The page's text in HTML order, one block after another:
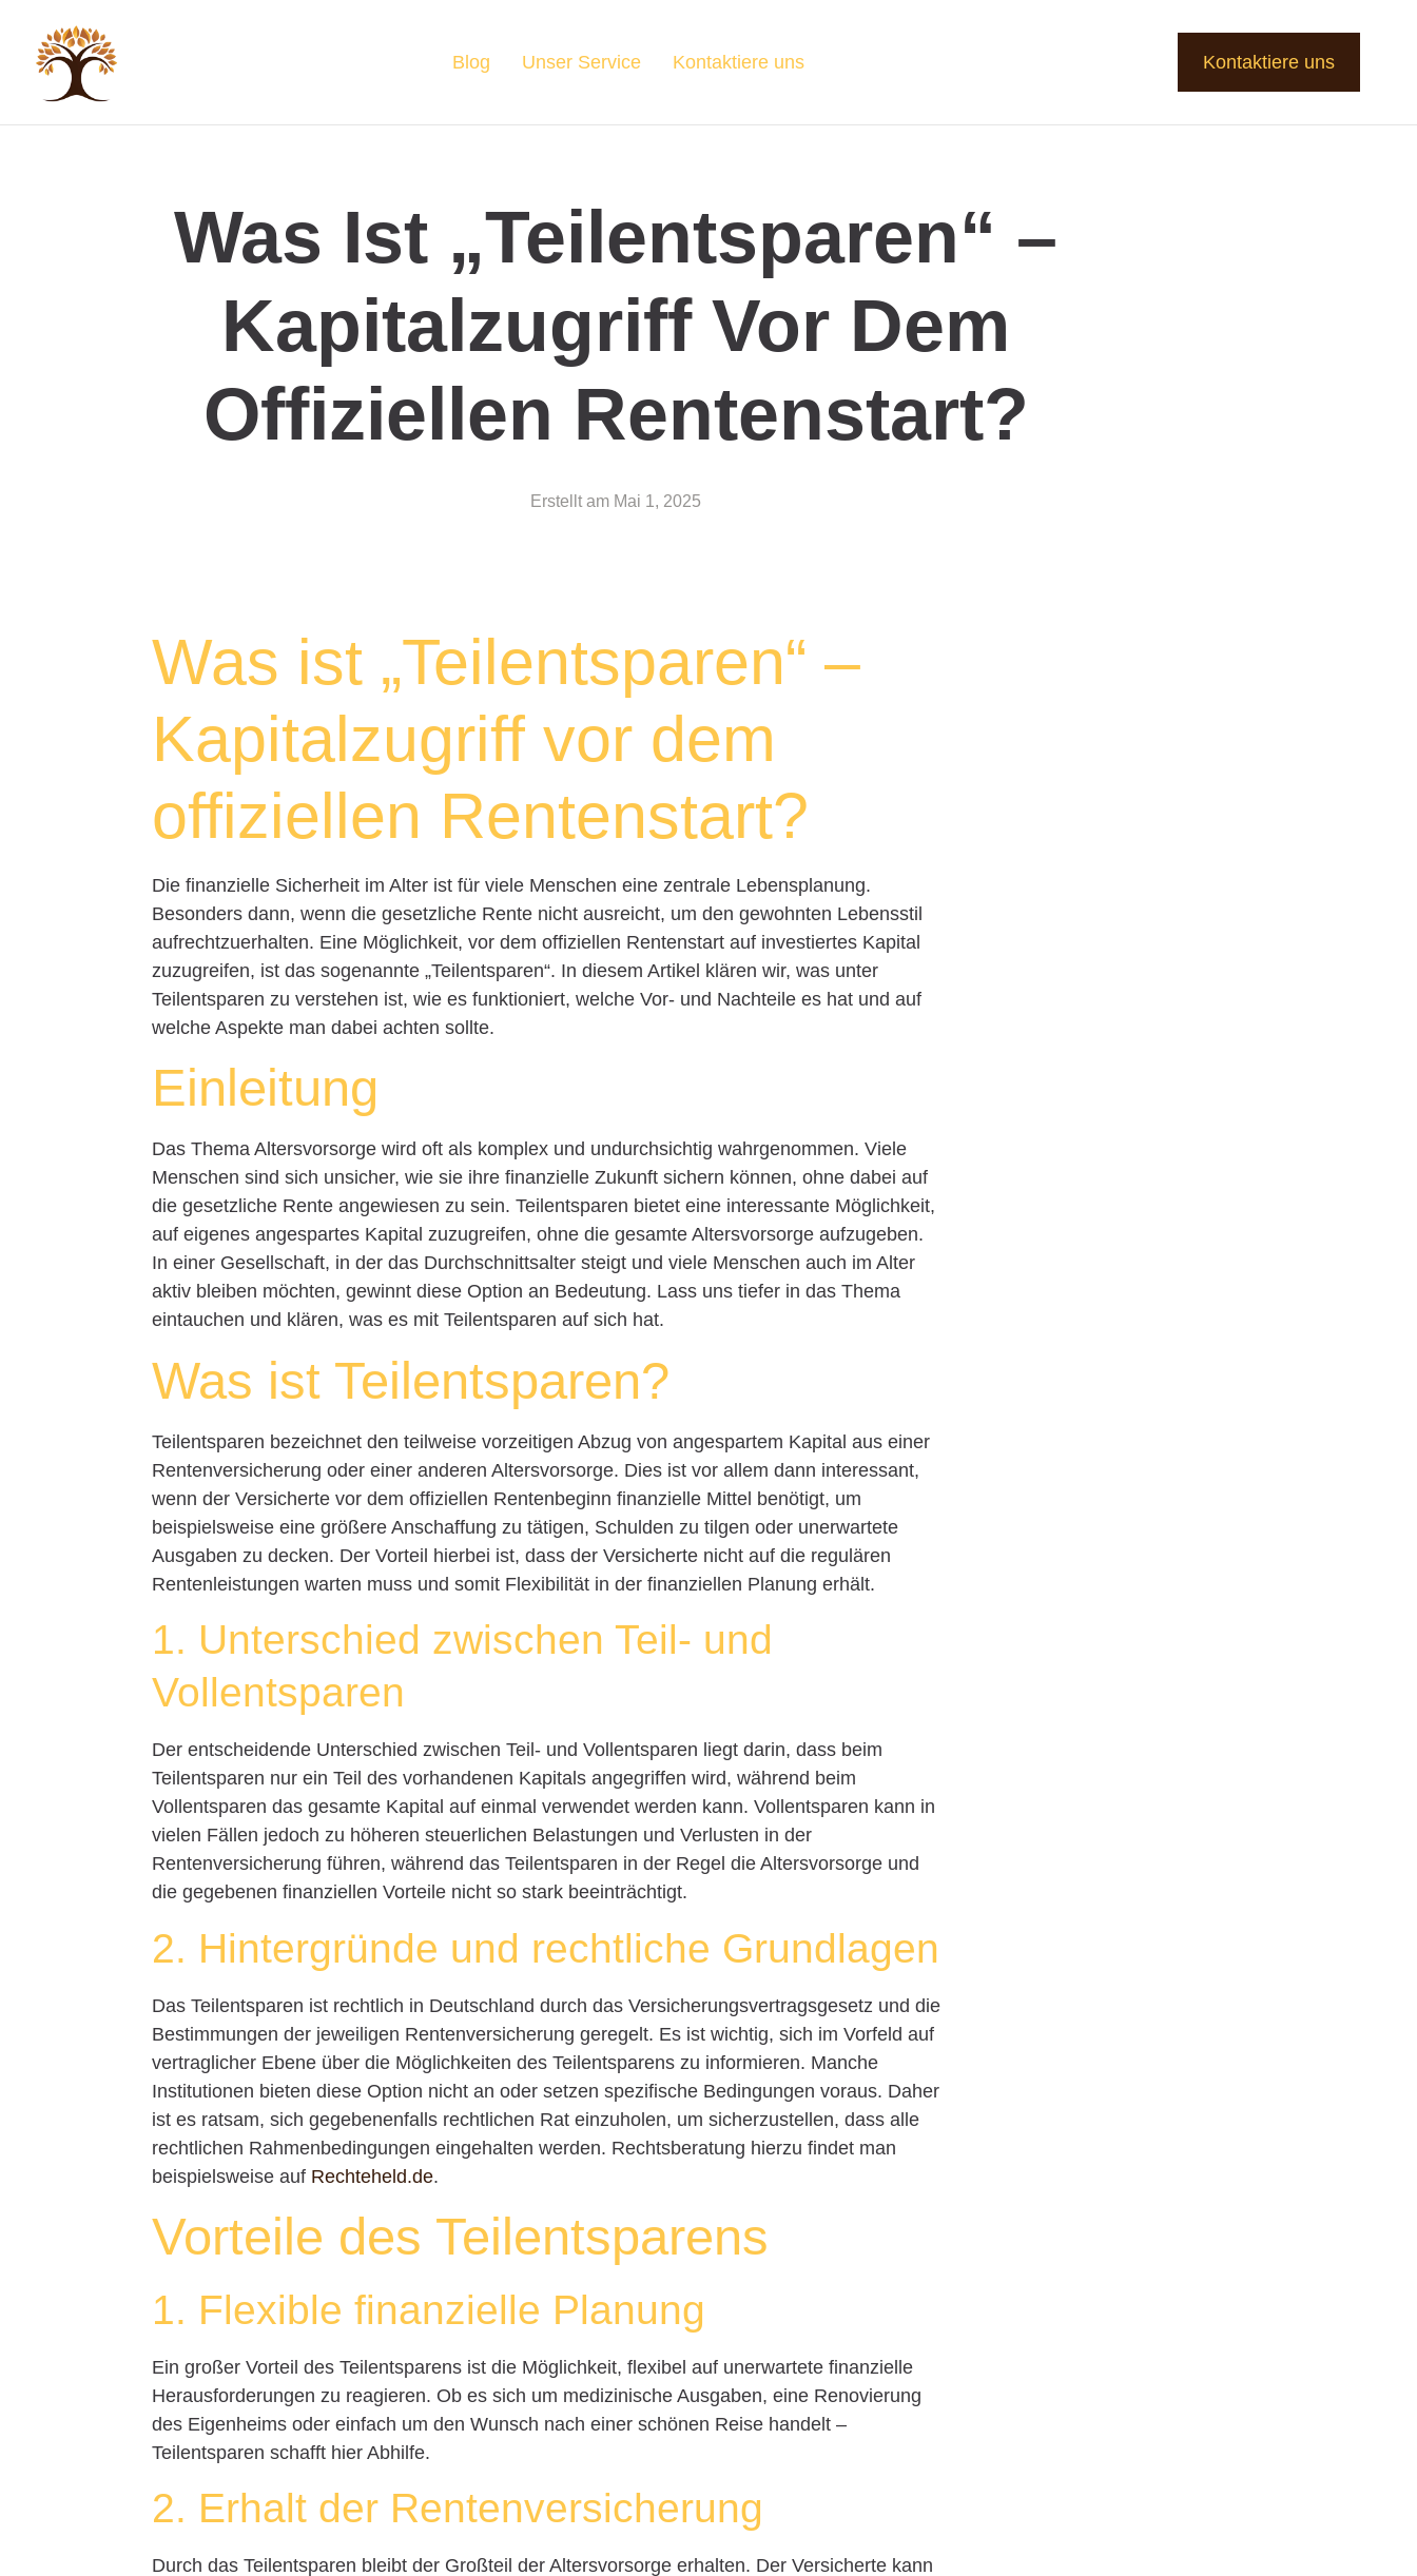
Blog Unser Service Kontaktiere uns Kontaktiere uns
Was Ist „Teilentsparen“ –
Kapitalzugriff Vor Dem
Offiziellen Rentenstart?
Erstellt am Mai 1, 2025
Was ist „Teilentsparen“ –
Kapitalzugriff vor dem
offiziellen Rentenstart?
Die finanzielle Sicherheit im Alter ist für viele Menschen eine zentrale Lebensplanung.
Besonders dann, wenn die gesetzliche Rente nicht ausreicht, um den gewohnten Lebensstil
aufrechtzuerhalten. Eine Möglichkeit, vor dem offiziellen Rentenstart auf investiertes Kapital
zuzugreifen, ist das sogenannte „Teilentsparen“. In diesem Artikel klären wir, was unter
Teilentsparen zu verstehen ist, wie es funktioniert, welche Vor- und Nachteile es hat und auf
welche Aspekte man dabei achten sollte.
Einleitung
Das Thema Altersvorsorge wird oft als komplex und undurchsichtig wahrgenommen. Viele
Menschen sind sich unsicher, wie sie ihre finanzielle Zukunft sichern können, ohne dabei auf
die gesetzliche Rente angewiesen zu sein. Teilentsparen bietet eine interessante Möglichkeit,
auf eigenes angespartes Kapital zuzugreifen, ohne die gesamte Altersvorsorge aufzugeben.
In einer Gesellschaft, in der das Durchschnittsalter steigt und viele Menschen auch im Alter
aktiv bleiben möchten, gewinnt diese Option an Bedeutung. Lass uns tiefer in das Thema
eintauchen und klären, was es mit Teilentsparen auf sich hat.
Was ist Teilentsparen?
Teilentsparen bezeichnet den teilweise vorzeitigen Abzug von angespartem Kapital aus einer
Rentenversicherung oder einer anderen Altersvorsorge. Dies ist vor allem dann interessant,
wenn der Versicherte vor dem offiziellen Rentenbeginn finanzielle Mittel benötigt, um
beispielsweise eine größere Anschaffung zu tätigen, Schulden zu tilgen oder unerwartete
Ausgaben zu decken. Der Vorteil hierbei ist, dass der Versicherte nicht auf die regulären
Rentenleistungen warten muss und somit Flexibilität in der finanziellen Planung erhält.
1. Unterschied zwischen Teil- und
Vollentsparen
Der entscheidende Unterschied zwischen Teil- und Vollentsparen liegt darin, dass beim
Teilentsparen nur ein Teil des vorhandenen Kapitals angegriffen wird, während beim
Vollentsparen das gesamte Kapital auf einmal verwendet werden kann. Vollentsparen kann in
vielen Fällen jedoch zu höheren steuerlichen Belastungen und Verlusten in der
Rentenversicherung führen, während das Teilentsparen in der Regel die Altersvorsorge und
die gegebenen finanziellen Vorteile nicht so stark beeinträchtigt.
2. Hintergründe und rechtliche Grundlagen
Das Teilentsparen ist rechtlich in Deutschland durch das Versicherungsvertragsgesetz und die
Bestimmungen der jeweiligen Rentenversicherung geregelt. Es ist wichtig, sich im Vorfeld auf
vertraglicher Ebene über die Möglichkeiten des Teilentsparens zu informieren. Manche
Institutionen bieten diese Option nicht an oder setzen spezifische Bedingungen voraus. Daher
ist es ratsam, sich gegebenenfalls rechtlichen Rat einzuholen, um sicherzustellen, dass alle
rechtlichen Rahmenbedingungen eingehalten werden. Rechtsberatung hierzu findet man
beispielsweise auf Rechteheld.de.
Vorteile des Teilentsparens
1. Flexible finanzielle Planung
Ein großer Vorteil des Teilentsparens ist die Möglichkeit, flexibel auf unerwartete finanzielle
Herausforderungen zu reagieren. Ob es sich um medizinische Ausgaben, eine Renovierung
des Eigenheims oder einfach um den Wunsch nach einer schönen Reise handelt –
Teilentsparen schafft hier Abhilfe.
2. Erhalt der Rentenversicherung
Durch das Teilentsparen bleibt der Großteil der Altersvorsorge erhalten. Der Versicherte kann